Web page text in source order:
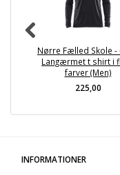
Nørre Fælled Skole -
Langærmet t shirt i
farver (Men)
225,00
INFORMATIONER